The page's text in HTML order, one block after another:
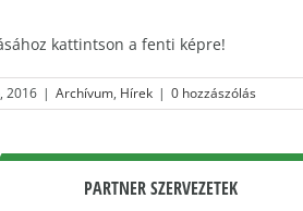
kattintson a fenti képre!
2016 | Archívum, Hírek | 0 hozzászólás
PARTNER SZERVEZETEK